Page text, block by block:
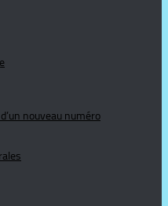
nouveau numéro